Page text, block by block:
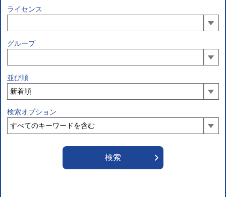
ライセンス
グループ
並び順
検索オプション